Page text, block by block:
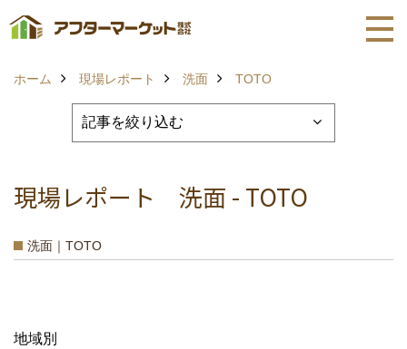
ホーム 現場レポート 洗面 TOTO
現場レポート 洗面 - TOTO
洗面｜TOTO
地域別